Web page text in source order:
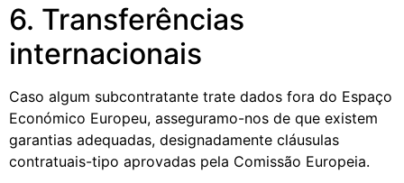
6. Transferências
internacionais
Caso algum subcontratante trate dados fora do Espaço
Económico Europeu, asseguramo-nos de que existem
garantias adequadas, designadamente cláusulas
contratuais-tipo aprovadas pela Comissão Europeia.